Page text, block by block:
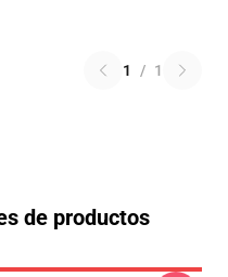
1 / 1
de productos